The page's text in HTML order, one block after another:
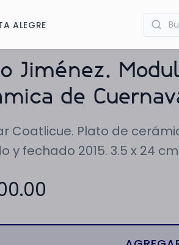
ALEGRE
Jiménez.
de
Coatlicue. Plato de
y fechado 2015. 3.5 x 24